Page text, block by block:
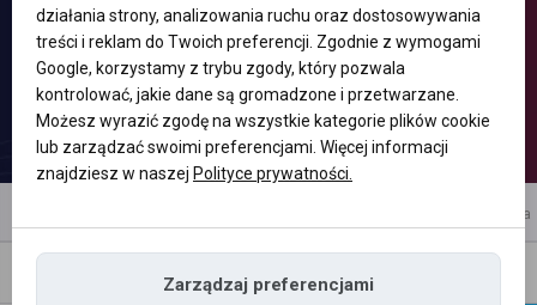
reklama
wiadomość
działania strony, analizowania ruchu oraz dostosowywania
treści i reklam do Twoich preferencji. Zgodnie z wymogami
Google, korzystamy z trybu zgody, który pozwala
kontrolować, jakie dane są gromadzone i przetwarzane.
Możesz wyrazić zgodę na wszystkie kategorie plików cookie
lub zarządzać swoimi preferencjami. Więcej informacji
znajdziesz w naszej Polityce prywatności.
Zarządzaj preferencjami